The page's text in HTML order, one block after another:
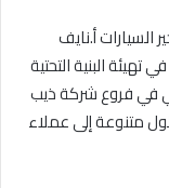
السيارات أ.نايف
البنية التحتية
في فروع شركة ذيب
متنوعة إلى عملاء